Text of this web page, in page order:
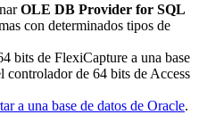
OLE DB Provider for SQL
con determinados tipos de
bits de FlexiCapture a una base
controlador de 64 bits de Access
a una base de datos de Oracle.